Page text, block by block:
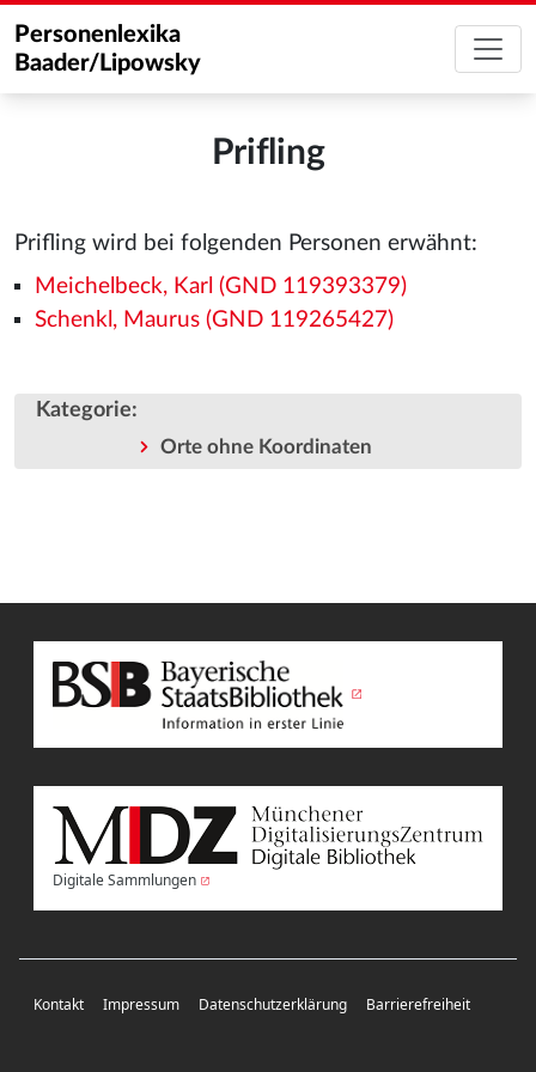
Personenlexika
Baader/Lipowsky
Prifling
Prifling wird bei folgenden Personen erwähnt:
Meichelbeck, Karl (GND 119393379)
Schenkl, Maurus (GND 119265427)
Kategorie:
Orte ohne Koordinaten
Digitale Sammlungen
Kontakt Impressum Datenschutzerklärung Barrierefreiheit